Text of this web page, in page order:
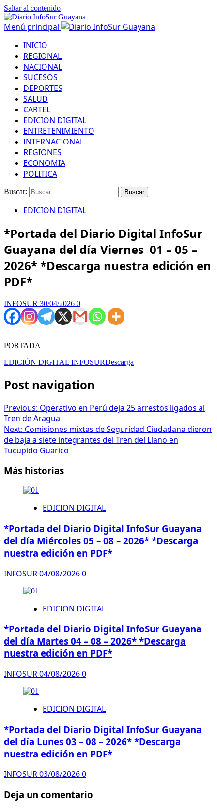
Saltar al contenido
Menú principal
INICIO
REGIONAL
NACIONAL
SUCESOS
DEPORTES
SALUD
CARTEL
EDICION DIGITAL
ENTRETENIMIENTO
INTERNACIONAL
REGIONES
ECONOMIA
POLITICA
Buscar:
EDICION DIGITAL
*Portada del Diario Digital InfoSur
Guayana del día Viernes 01 – 05 –
2026* *Descarga nuestra edición en
PDF*
INFOSUR 30/04/2026 0
PORTADA
EDICIÓN DIGITAL INFOSURDescarga
Post navigation
Previous: Operativo en Perú deja 25 arrestos ligados al
Tren de Aragua
Next: Comisiones mixtas de Seguridad Ciudadana dieron
de baja a siete integrantes del Tren del Llano en
Tucupido Guarico
Más historias
EDICION DIGITAL
*Portada del Diario Digital InfoSur Guayana
del día Miércoles 05 – 08 – 2026* *Descarga
nuestra edición en PDF*
INFOSUR04/08/20260
EDICION DIGITAL
*Portada del Diario Digital InfoSur Guayana
del día Martes 04 – 08 – 2026* *Descarga
nuestra edición en PDF*
INFOSUR04/08/20260
EDICION DIGITAL
*Portada del Diario Digital InfoSur Guayana
del día Lunes 03 – 08 – 2026* *Descarga
nuestra edición en PDF*
INFOSUR03/08/20260
Deja un comentario